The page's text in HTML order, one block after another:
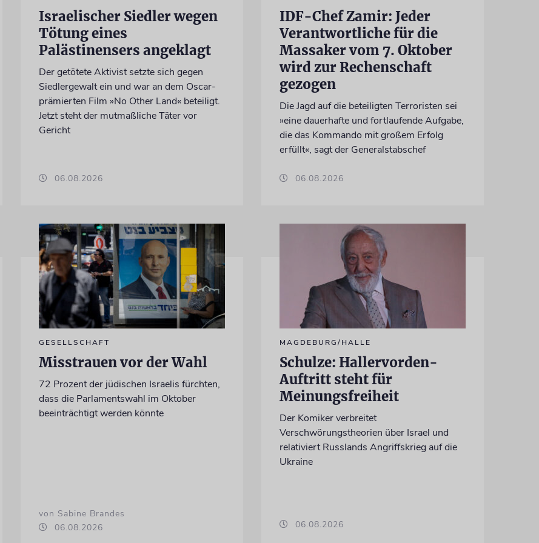
Israelischer Siedler wegen
Tötung eines
Palästinensers angeklagt
Der getötete Aktivist setzte sich gegen
Siedlergewalt ein und war an dem Oscar-
prämierten Film »No Other Land« beteiligt.
Jetzt steht der mutmaßliche Täter vor
Gericht
06.08.2026
IDF-Chef Zamir: Jeder
Verantwortliche für die
Massaker vom 7. Oktober
wird zur Rechenschaft
gezogen
Die Jagd auf die beteiligten Terroristen sei
»eine dauerhafte und fortlaufende Aufgabe,
die das Kommando mit großem Erfolg
erfüllt«, sagt der Generalstabschef
06.08.2026
GESELLSCHAFT
Misstrauen vor der Wahl
72 Prozent der jüdischen Israelis fürchten,
dass die Parlamentswahl im Oktober
beeinträchtigt werden könnte
von Sabine Brandes
06.08.2026
MAGDEBURG/HALLE
Schulze: Hallervorden-
Auftritt steht für
Meinungsfreiheit
Der Komiker verbreitet
Verschwörungstheorien über Israel und
relativiert Russlands Angriffskrieg auf die
Ukraine
06.08.2026